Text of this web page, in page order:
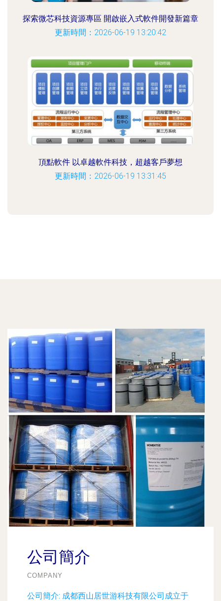
探索微芯科技資源專區 開啟嵌入式軟件開發新篇章
更新時間：2026-06-19 13:20:42
頂點軟件 以卓越軟件科技，超越客戶夢想
更新時間：2026-06-19 13:31:45
公司簡介
COMPANY
公司簡介: 成都西山居世游科技有限公司成立于